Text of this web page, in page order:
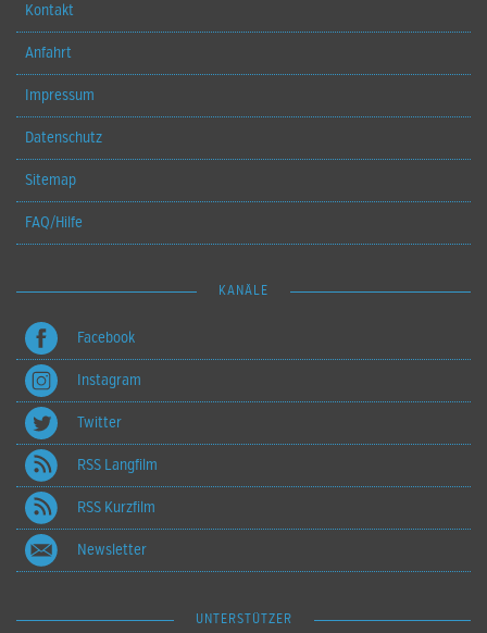
Kontakt
Anfahrt
Impressum
Datenschutz
Sitemap
FAQ/Hilfe
KANÄLE
Facebook
Instagram
Twitter
RSS Langfilm
RSS Kurzfilm
Newsletter
UNTERSTÜTZER